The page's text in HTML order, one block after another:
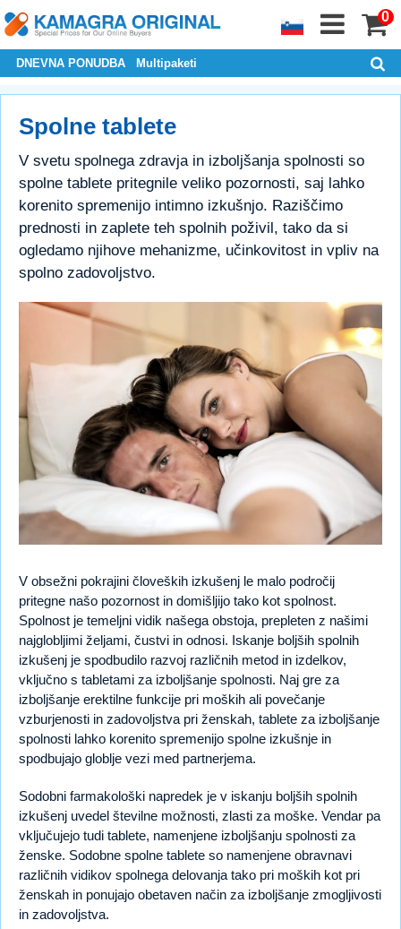
0
DNEVNA PONUDBA Multipaketi
Spolne tablete
V svetu spolnega zdravja in izboljšanja spolnosti so
spolne tablete pritegnile veliko pozornosti, saj lahko
korenito spremenijo intimno izkušnjo. Raziščimo
prednosti in zaplete teh spolnih poživil, tako da si
ogledamo njihove mehanizme, učinkovitost in vpliv na
spolno zadovoljstvo.
V obsežni pokrajini človeških izkušenj le malo področij
pritegne našo pozornost in domišljijo tako kot spolnost.
Spolnost je temeljni vidik našega obstoja, prepleten z našimi
najglobljimi željami, čustvi in odnosi. Iskanje boljših spolnih
izkušenj je spodbudilo razvoj različnih metod in izdelkov,
vključno s tabletami za izboljšanje spolnosti. Naj gre za
izboljšanje erektilne funkcije pri moških ali povečanje
vzburjenosti in zadovoljstva pri ženskah, tablete za izboljšanje
spolnosti lahko korenito spremenijo spolne izkušnje in
spodbujajo globlje vezi med partnerjema.
Sodobni farmakološki napredek je v iskanju boljših spolnih
izkušenj uvedel številne možnosti, zlasti za moške. Vendar pa
vključujejo tudi tablete, namenjene izboljšanju spolnosti za
ženske. Sodobne spolne tablete so namenjene obravnavi
različnih vidikov spolnega delovanja tako pri moških kot pri
ženskah in ponujajo obetaven način za izboljšanje zmogljivosti
in zadovoljstva.